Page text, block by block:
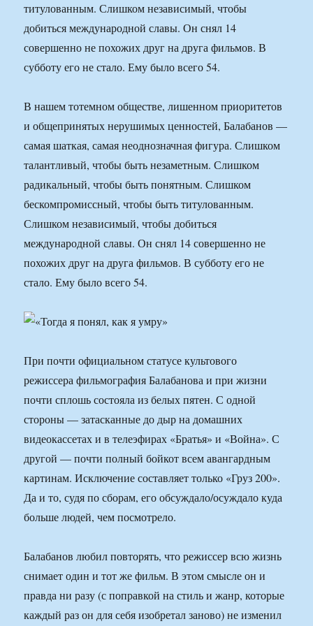
титулованным. Слишком независимый, чтобы
добиться международной славы. Он снял 14
совершенно не похожих друг на друга фильмов. В
субботу его не стало. Ему было всего 54.
В нашем тотемном обществе, лишенном приоритетов
и общепринятых нерушимых ценностей, Балабанов —
самая шаткая, самая неоднозначная фигура. Слишком
талантливый, чтобы быть незаметным. Слишком
радикальный, чтобы быть понятным. Слишком
бескомпромиссный, чтобы быть титулованным.
Слишком независимый, чтобы добиться
международной славы. Он снял 14 совершенно не
похожих друг на друга фильмов. В субботу его не
стало. Ему было всего 54.
При почти официальном статусе культового
режиссера фильмография Балабанова и при жизни
почти сплошь состояла из белых пятен. С одной
стороны — затасканные до дыр на домашних
видеокассетах и в телеэфирах «Братья» и «Война». С
другой — почти полный бойкот всем авангардным
картинам. Исключение составляет только «Груз 200».
Да и то, судя по сборам, его обсуждало/осуждало куда
больше людей, чем посмотрело.
Балабанов любил повторять, что режиссер всю жизнь
снимает один и тот же фильм. В этом смысле он и
правда ни разу (с поправкой на стиль и жанр, которые
каждый раз он для себя изобретал заново) не изменил